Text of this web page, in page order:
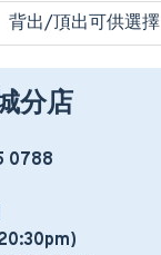
背出/頂出可供選擇
分店
0788